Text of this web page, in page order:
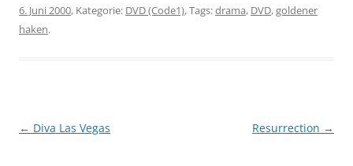
6. Juni 2000, Kategorie: DVD (Code1), Tags:drama, DVD,goldener
haken.
Beitragsnavigation
← Diva Las Vegas Resurrection →